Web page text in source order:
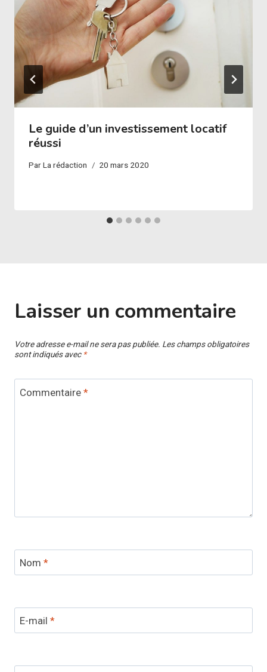
Le guide d’un investissement locatif
réussi
ParLa rédaction 20 mars 2020
Laisser un commentaire
Votre adresse e-mail ne sera pas publiée. Les champs obligatoires
sont indiqués avec *
Commentaire *
Nom *
E-mail *